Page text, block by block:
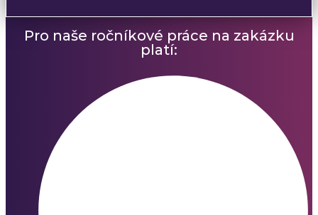
Pro naše ročníkové práce na zakázku
platí: